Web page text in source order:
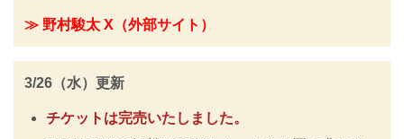
≫ 野村駿太 X（外部サイト）
3/26（水）更新
チケットは完売いたしました。